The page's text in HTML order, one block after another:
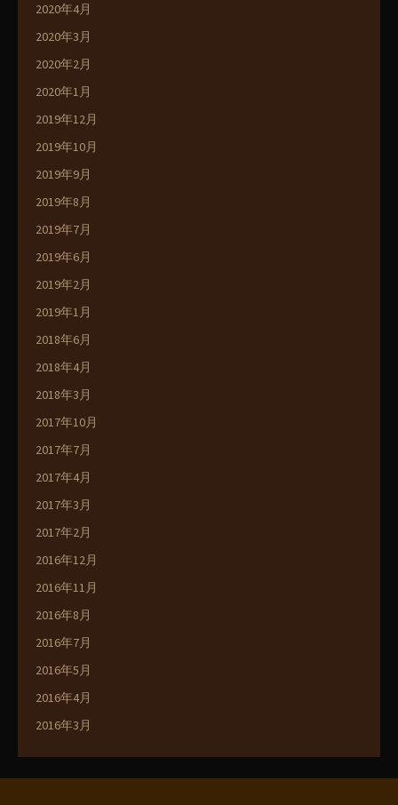
2020年4月
2020年3月
2020年2月
2020年1月
2019年12月
2019年10月
2019年9月
2019年8月
2019年7月
2019年6月
2019年2月
2019年1月
2018年6月
2018年4月
2018年3月
2017年10月
2017年7月
2017年4月
2017年3月
2017年2月
2016年12月
2016年11月
2016年8月
2016年7月
2016年5月
2016年4月
2016年3月